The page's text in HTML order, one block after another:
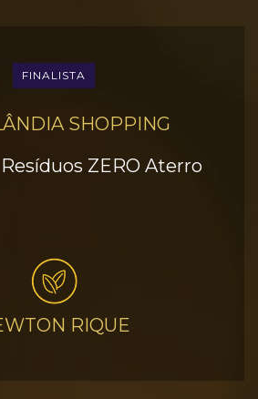
FINALISTA
SHOPPING
ZERO Aterro
RIQUE